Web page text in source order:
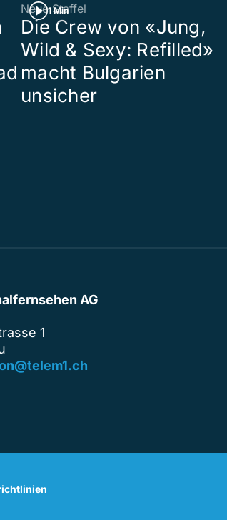
1 Min
Neue Staffel
Die Crew von «Jung,
Wild & Sexy: Refilled»
macht Bulgarien
unsicher
AG
1